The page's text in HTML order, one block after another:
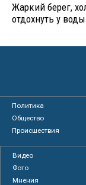
Жаркий берег,
отдохнуть у воды
Политика
Общество
Происшествия
Видео
Фото
Мнения